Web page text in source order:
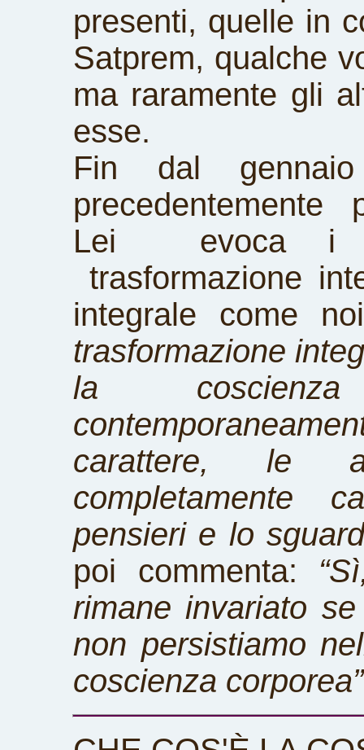
presenti, quelle in
Satprem, qualche
ma raramente gli
esse.
Fin dal
Lei evoca i
trasformazione
integrale come
trasformazione
la
carattere, le
completamente
pensieri e lo
poi commenta:
rimane invariato
non persistiamo
coscienza